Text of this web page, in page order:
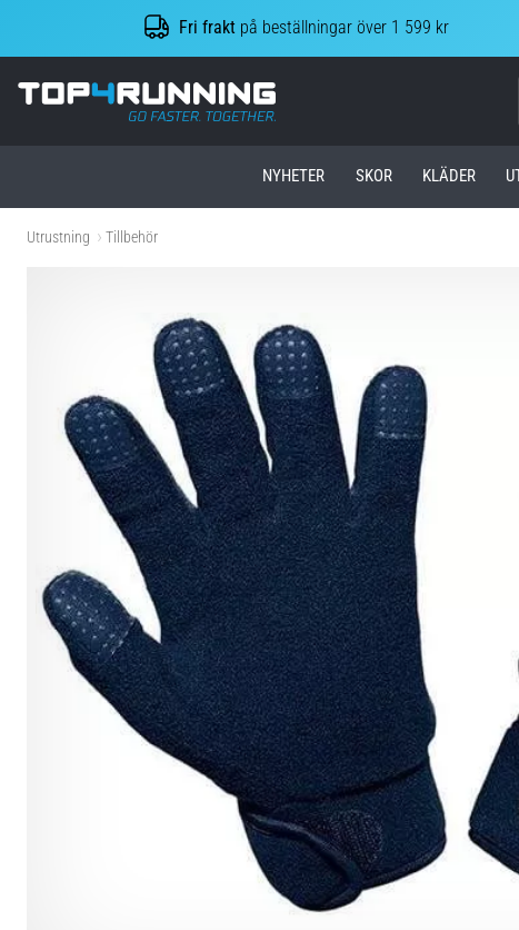
Fri frakt på beställningar över 1 599 kr
Top4Running.se
NYHETER SKOR KLÄDER
Utrustning Tillbehör